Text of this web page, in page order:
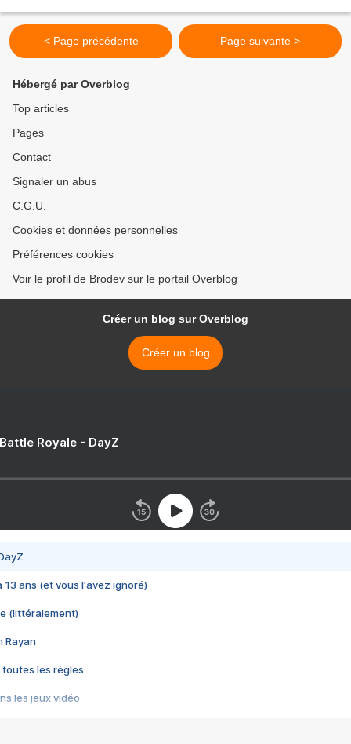
< Page précédente Page suivante >
Hébergé par Overblog
Top articles
Pages
Contact
Signaler un abus
C.G.U.
Cookies et données personnelles
Préférences cookies
Voir le profil de Brodev sur le portail Overblog
Créer un blog sur Overblog
Créer un blog
Royale - DayZ
13 ans (et vous l'avez ignoré)
(littéralement)
Rayan
toutes les règles
les jeux vidéo